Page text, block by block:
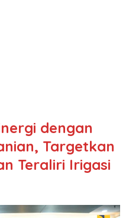
dengan
Targetkan
Teraliri Irigasi